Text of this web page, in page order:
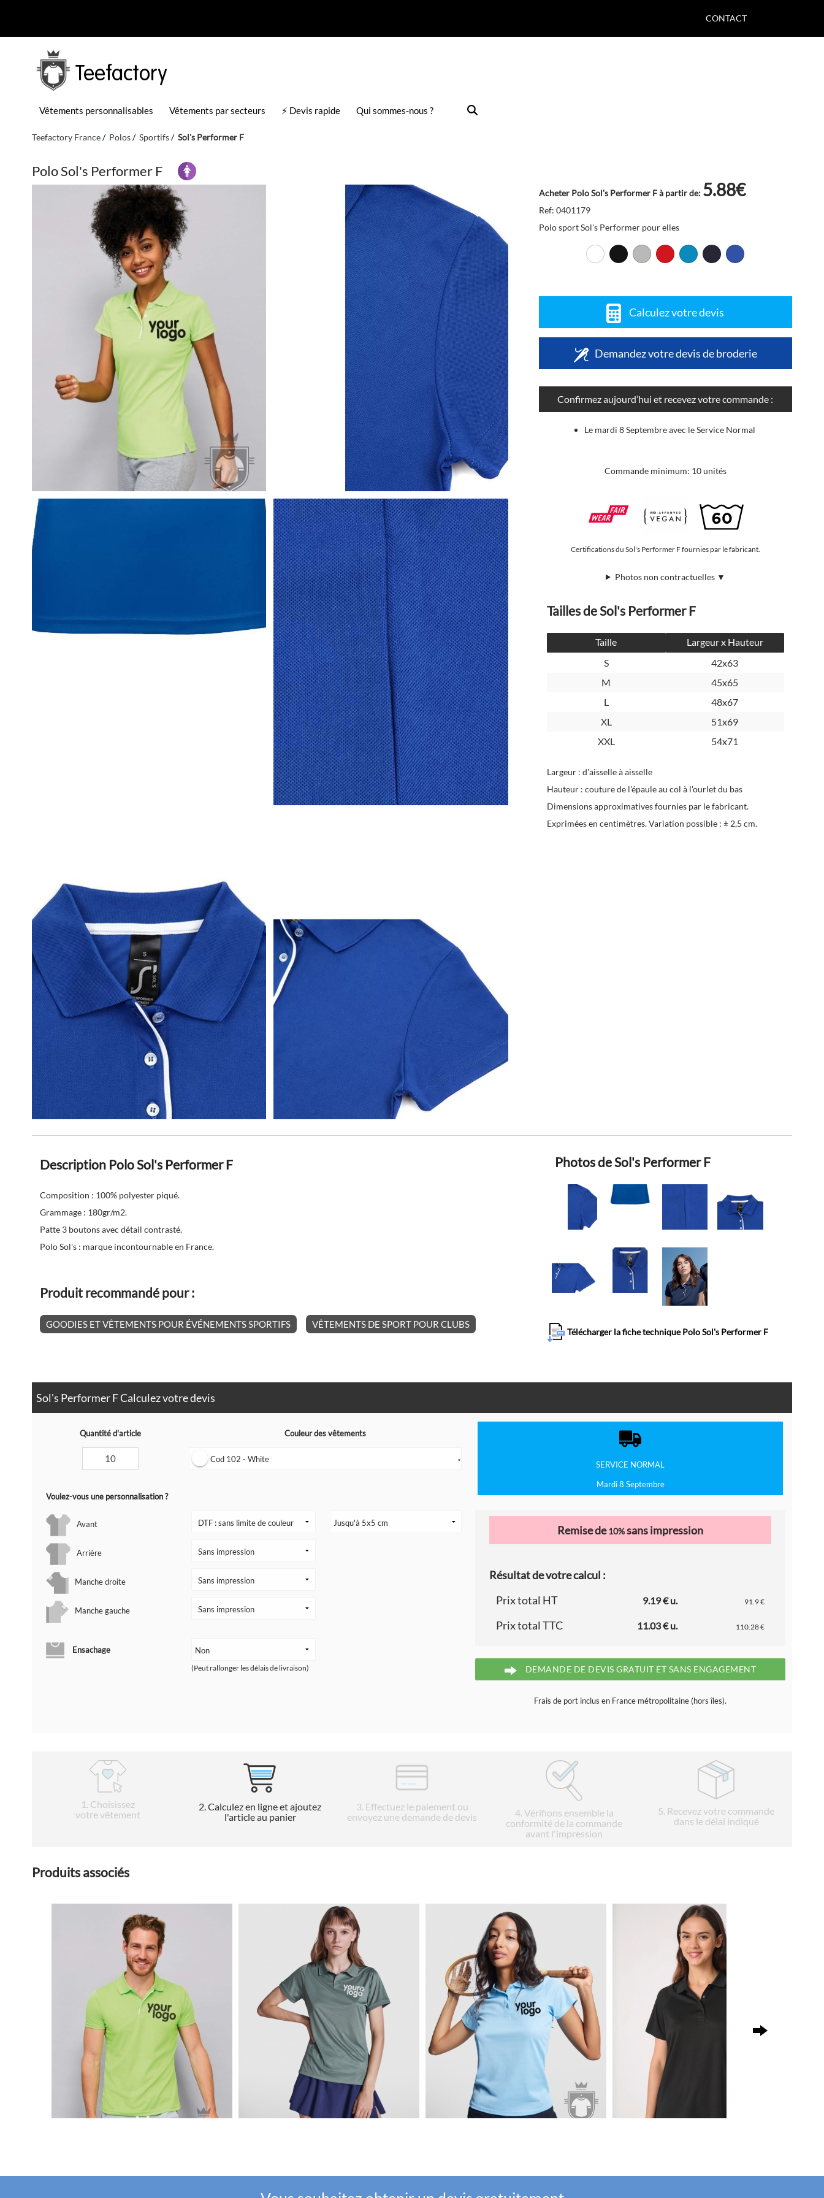
CONTACT
Teefactory
Vêtements personnalisables Vêtements par secteurs ⚡ Devis rapide Qui sommes-nous ?
Teefactory France Polos Sportifs Sol's Performer F
Polo Sol's Performer F
Acheter Polo Sol's Performer F à partir de: 5.88€
Ref: 0401179
Polo sport Sol's Performer pour elles
Calculez votre devis
Demandez votre devis de broderie
Confirmez aujourd’hui et recevez votre commande :
Le mardi 8 Septembre avec le Service Normal
Commande minimum: 10 unités
Certifications du Sol's Performer F fournies par le fabricant.
Photos non contractuelles ▼
Tailles de Sol's Performer F
Taille
Largeur x Hauteur
S
42x63
M
45x65
L
48x67
XL
51x69
XXL
54x71
Largeur : d'aisselle à aisselle
Hauteur : couture de l'épaule au col à l'ourlet du bas
Dimensions approximatives fournies par le fabricant.
Exprimées en centimètres. Variation possible : ± 2,5 cm.
Description Polo Sol's Performer F
Composition : 100% polyester piqué.
Grammage : 180gr/m2.
Patte 3 boutons avec détail contrasté.
Polo Sol's : marque incontournable en France.
Produit recommandé pour :
GOODIES ET VÊTEMENTS POUR ÉVÉNEMENTS SPORTIFS VÊTEMENTS DE SPORT POUR CLUBS
Photos de Sol's Performer F
Télécharger la fiche technique Polo Sol's Performer F
Sol's Performer F Calculez votre devis
Quantité d'article Couleur des vêtements
Cod 102 - White ▼
Voulez-vous une personnalisation ?
Avant
Arrière
Manche droite
Manche gauche
Ensachage
(Peut rallonger les délais de livraison)
SERVICE NORMAL
Mardi 8 Septembre
Remise de10%sans impression
Résultat de votre calcul :
Prix total HT
9.19 € u. 91.9 €
Prix total TTC 11.03 € u. 110.28 €
DEMANDE DE DEVIS GRATUIT ET SANS ENGAGEMENT
Frais de port inclus en France métropolitaine (hors îles).
1 . Choisissez
votre vêtement
2 . Calculez en ligne et ajoutez
l'article au panier
3 . Effectuez le paiement ou
envoyez une demande de devis
4. Vérifions ensemble la
conformité de la commande
avant l'impression
5. Recevez votre commande
dans le délai indiqué
Produits associés